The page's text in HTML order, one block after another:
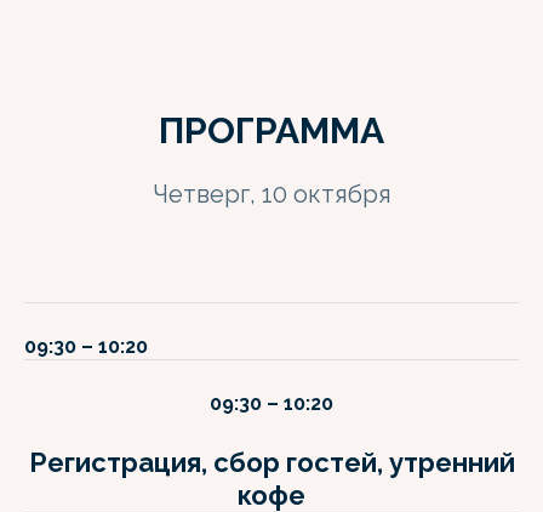
ПРОГРАММА
Четверг, 10 октября
09:30 – 10:20
09:30 – 10:20
Регистрация, сбор гостей, утренний
кофе